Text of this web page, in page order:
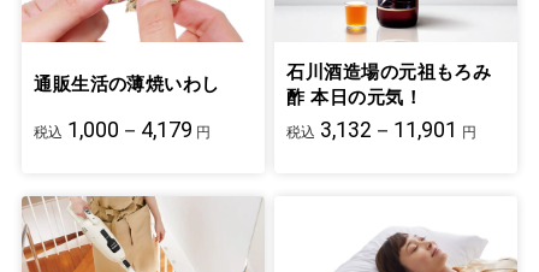
通販生活の薄焼いわし
税込 1,000－4,179 円
石川酒造場の元祖もろみ
酢 本日の元気！
税込 3,132－11,901 円